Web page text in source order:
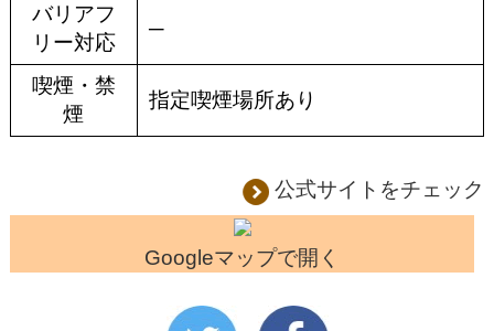
バリアフ
リー対応
─
喫煙・禁
煙
指定喫煙場所あり
公式サイトをチェック
Googleマップで開く